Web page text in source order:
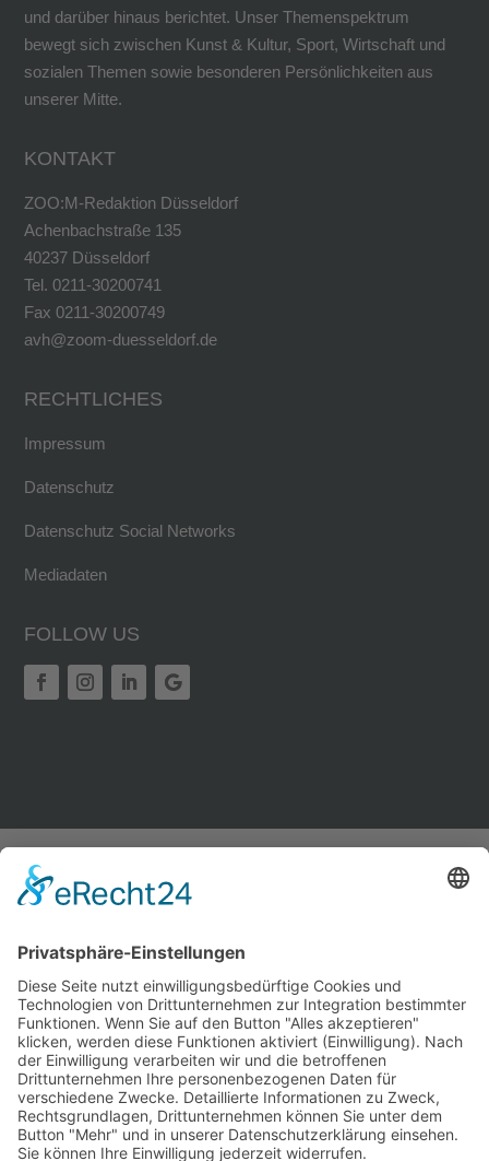
und darüber hinaus berichtet. Unser Themenspektrum
bewegt sich zwischen Kunst & Kultur, Sport, Wirtschaft und
sozialen Themen sowie besonderen Persönlichkeiten aus
unserer Mitte.
KONTAKT
ZOO:M-Redaktion Düsseldorf
Achenbachstraße 135
40237 Düsseldorf
Tel. 0211-30200741
Fax 0211-30200749
avh@zoom-duesseldorf.de
RECHTLICHES
Impressum
Datenschutz
Datenschutz Social Networks
Mediadaten
FOLLOW US